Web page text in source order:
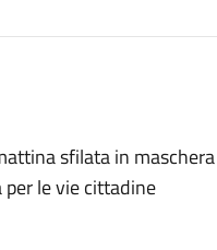
sfilata in
per le vie cittadine